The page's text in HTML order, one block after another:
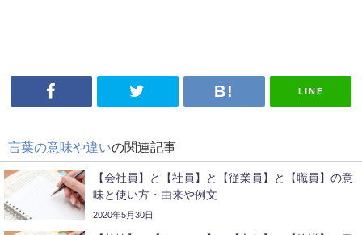
LINE
言葉の意味や違いの関連記事
【会社員】と【社員】と【従業員】と【職員】の意
味と使い方・由来や例文
2020年5月30日